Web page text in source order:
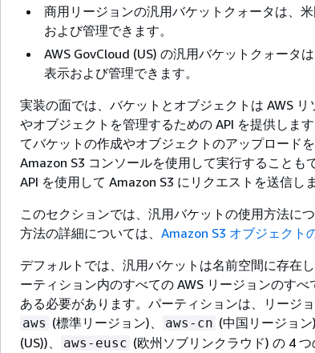
商用リージョンの汎用バケットクォータは、
および管理できます。
AWS GovCloud (US) の汎用バケットクォータ
表示および管理できます。
実装の面では、バケットとオブジェクトは AWS
やオブジェクトを管理するための API を提供しま
てバケットの作成やオブジェクトのアップロード
Amazon S3 コンソールを使用して実行することも
API を使用して Amazon S3 にリクエストを送信しま
このセクションでは、汎用バケットの使用方法に
方法の詳細については、 Amazon S3 オブジェクト
デフォルトでは、汎用バケットは名前空間に存在
ーティション内のすべての AWS リージョンのす
ある必要があります。パーティションは、リージ
aws (標準リージョン)、 aws-cn (中国リージョン)
(US))、
aws-eusc (欧州ソブリンクラウド) の 4